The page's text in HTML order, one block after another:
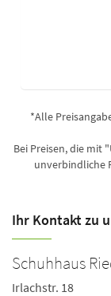
*Alle
Bei Preisen, die mit
unverbindliche
Ihr Kontakt zu
Schuhhaus
Irlachstr. 18